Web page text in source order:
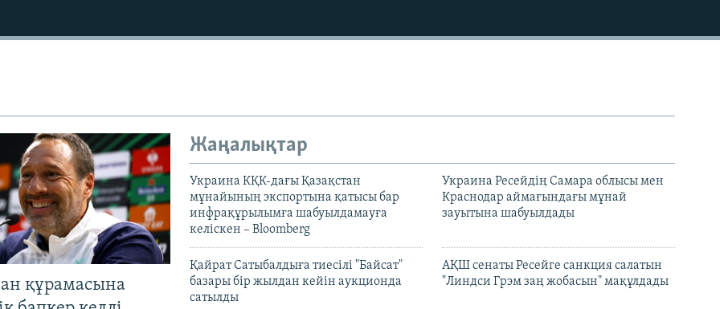
құрамасына
Жаңалықтар
Украина КҚК-дағы Қазақстан
мұнайының экспортына қатысы бар
инфрақұрылымға шабуылдамауға
келіскен – Bloomberg
Украина Ресейдің Самара облысы мен
Краснодар аймағындағы мұнай
зауытына шабуылдады
Қайрат Сатыбалдыға тиесілі "Байсат"
базары бір жылдан кейін аукционда
сатылды
АҚШ сенаты Ресейге санкция салатын
"Линдси Грэм заң жобасын" мақұлдады